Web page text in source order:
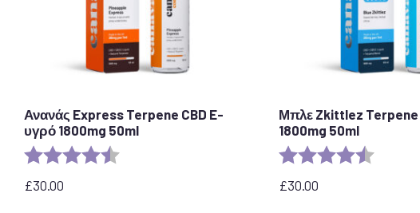
Ανανάς Express Terpene CBD E-
υγρό 1800mg 50ml
Αξιολόγηση:
£30.00
Μπλε Zkittlez Terpene
1800mg 50ml
Αξιολόγηση: 4,7 από
£30.00